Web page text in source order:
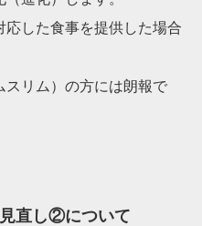
した食事を提供した場合
スリム）の方には朗報で
直し②について